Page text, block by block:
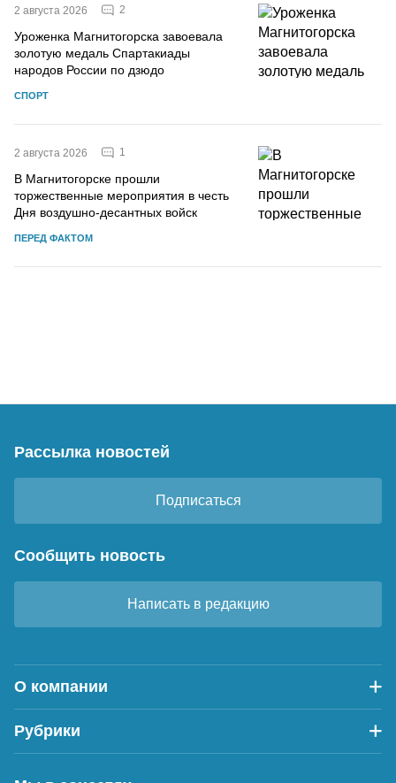
2 августа 2026 2
Уроженка Магнитогорска завоевала
золотую медаль Спартакиады
народов России по дзюдо
СПОРТ
2 августа 2026 1
В Магнитогорске прошли
торжественные мероприятия в честь
Дня воздушно-десантных войск
ПЕРЕД ФАКТОМ
Рассылка новостей
Подписаться
Сообщить новость
Написать в редакцию
О компании
Рубрики